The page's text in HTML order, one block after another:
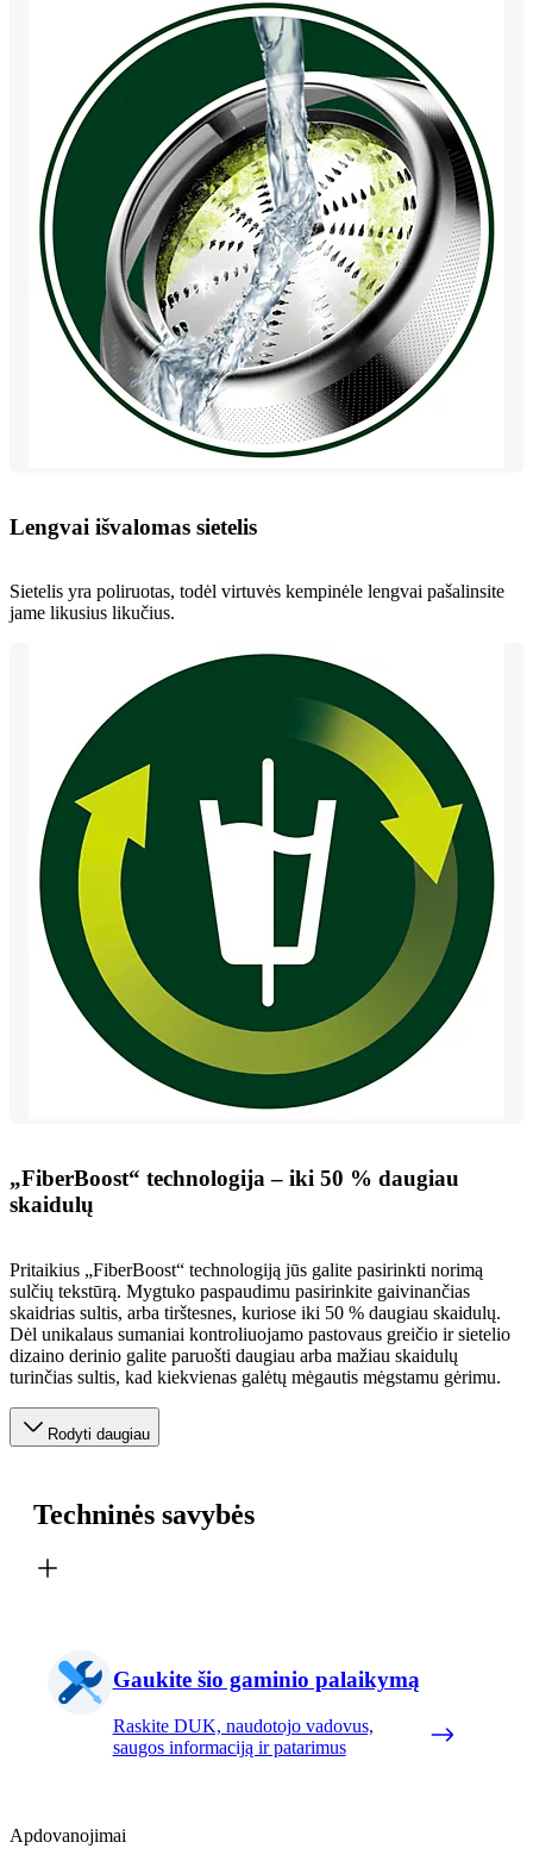
Lengvai išvalomas sietelis
Sietelis yra poliruotas, todėl virtuvės kempinėle lengvai pašalinsite
jame likusius likučius.
„FiberBoost“ technologija – iki 50 % daugiau
skaidulų
Pritaikius „FiberBoost“ technologiją jūs galite pasirinkti norimą
sulčių tekstūrą. Mygtuko paspaudimu pasirinkite gaivinančias
skaidrias sultis, arba tirštesnes, kuriose iki 50 % daugiau skaidulų.
Dėl unikalaus sumaniai kontroliuojamo pastovaus greičio ir sietelio
dizaino derinio galite paruošti daugiau arba mažiau skaidulų
turinčias sultis, kad kiekvienas galėtų mėgautis mėgstamu gėrimu.
Rodyti daugiau
Techninės savybės
Gaukite šio gaminio palaikymą
Raskite DUK, naudotojo vadovus,
saugos informaciją ir patarimus
Apdovanojimai